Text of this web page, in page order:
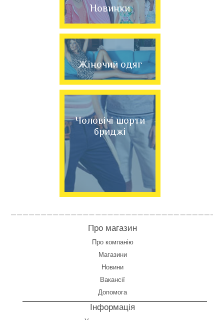
Новинки
Жіночий одяг
Чоловічі шорти
бриджі
Про магазин
Про компанію
Магазини
Новини
Вакансії
Допомога
Інформація